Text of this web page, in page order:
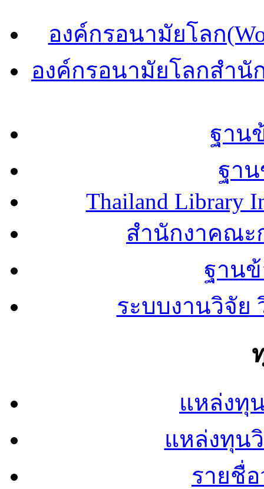
องค์กรอนามัยโลก
องค์กรอนามัยโลกสำนั
ฐาน
ฐา
Thailand Library
สำนักงาคณะ
ฐาน
ระบบงานวิจัย
แหล่งทุ
แหล่งทุน
รายชื่